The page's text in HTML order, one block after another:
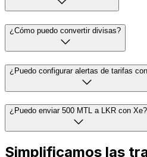
¿Cómo puedo convertir divisas?
¿Puedo configurar alertas de tarifas
¿Puedo enviar 500 MTL a LKR con Xe?
Simplificamos las